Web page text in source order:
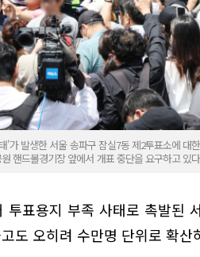
'가 발생한 서울 송파구 잠실7동 제2투표소에 대
핸드볼경기장 앞에서 개표 중단을 요구하고 있
투표용지 부족 사태로 촉발된
도 오히려 수만명 단위로 확산